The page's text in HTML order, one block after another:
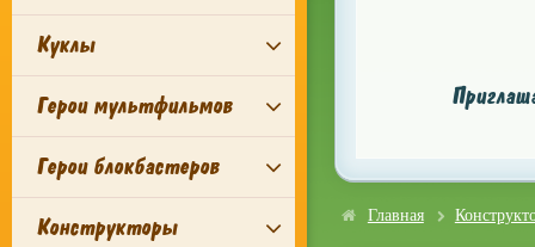
Куклы
Герои мультфильмов
Герои блокбастеров
Конструкторы Главная